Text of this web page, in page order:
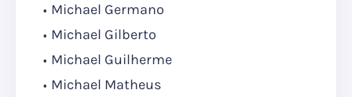
Michael Germano
Michael Gilberto
Michael Guilherme
Michael Matheus